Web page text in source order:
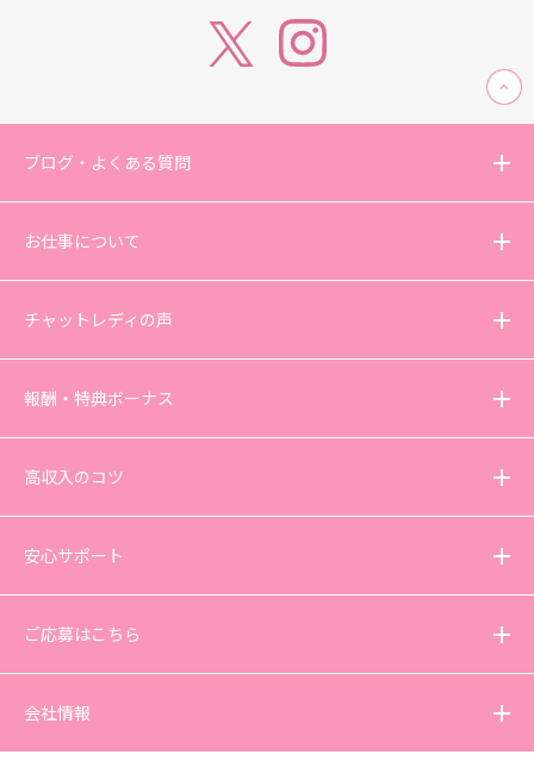
ブログ・よくある質問
お仕事について
チャットレディの声
報酬・特典ボーナス
高収入のコツ
安心サポート
ご応募はこちら
会社情報